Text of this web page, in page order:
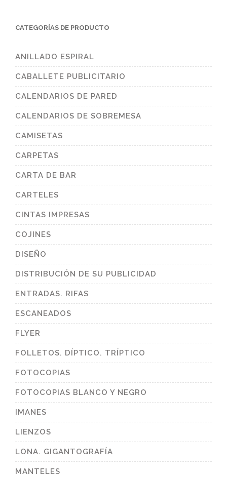
CATEGORÍAS DE PRODUCTO
ANILLADO ESPIRAL
CABALLETE PUBLICITARIO
CALENDARIOS DE PARED
CALENDARIOS DE SOBREMESA
CAMISETAS
CARPETAS
CARTA DE BAR
CARTELES
CINTAS IMPRESAS
COJINES
DISEÑO
DISTRIBUCIÓN DE SU PUBLICIDAD
ENTRADAS. RIFAS
ESCANEADOS
FLYER
FOLLETOS. DÍPTICO. TRÍPTICO
FOTOCOPIAS
FOTOCOPIAS BLANCO Y NEGRO
IMANES
LIENZOS
LONA. GIGANTOGRAFÍA
MANTELES